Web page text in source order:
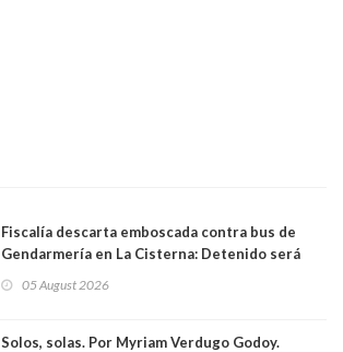
Fiscalía descarta emboscada contra bus de
Gendarmería en La Cisterna: Detenido será
05 August 2026
Solos, solas. Por Myriam Verdugo Godoy.